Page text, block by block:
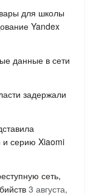
для школы
Yandex
данные в сети
задержали
и серию Xiaomi
сеть,
3 августа,